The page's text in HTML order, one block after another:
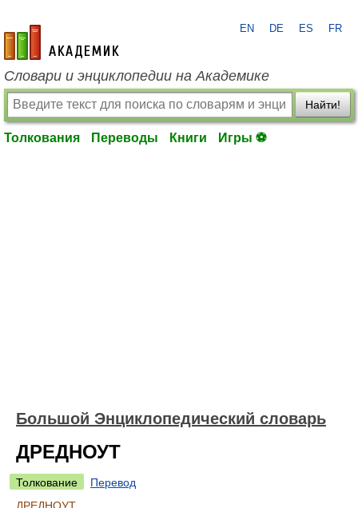
academic.ru
EN DE ES FR
Словари и энциклопедии на Академике
Найти!
Толкования Переводы Книги Игры ⚽
Большой Энциклопедический словарь
ДРЕДНОУТ
Толкование
Перевод